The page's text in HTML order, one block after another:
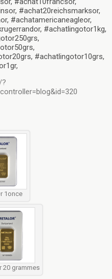
#achat20reichsmarksor,
#achatamericaneagleor,
#achatlingotor1kg,
#achatlingotor10grs,
1once
20 grammes